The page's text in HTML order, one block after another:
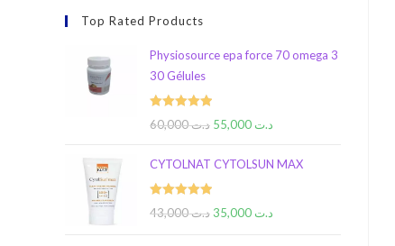
Top Rated Products
Physiosource epa force 70 omega 3
30 Gélules
Rated 5.00د.ت60,000 د.ت
CYTOLNAT CYTOLSUN MAX
Rated5.00د.ت43,000 د.ت